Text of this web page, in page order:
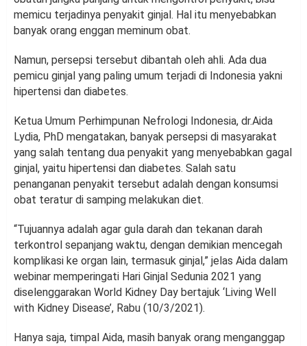
memicu terjadinya penyakit ginjal. Hal itu menyebabkan
banyak orang enggan meminum obat.
Namun, persepsi tersebut dibantah oleh ahli. Ada dua
pemicu ginjal yang paling umum terjadi di Indonesia yakni
hipertensi dan diabetes.
Ketua Umum Perhimpunan Nefrologi Indonesia, dr.Aida
Lydia, PhD mengatakan, banyak persepsi di masyarakat
yang salah tentang dua penyakit yang menyebabkan gagal
ginjal, yaitu hipertensi dan diabetes. Salah satu
penanganan penyakit tersebut adalah dengan konsumsi
obat teratur di samping melakukan diet.
“Tujuannya adalah agar gula darah dan tekanan darah
terkontrol sepanjang waktu, dengan demikian mencegah
komplikasi ke organ lain, termasuk ginjal,” jelas Aida dalam
webinar memperingati Hari Ginjal Sedunia 2021 yang
diselenggarakan World Kidney Day bertajuk ‘Living Well
with Kidney Disease’, Rabu (10/3/2021).
Hanya saja, timpal Aida, masih banyak orang menganggap